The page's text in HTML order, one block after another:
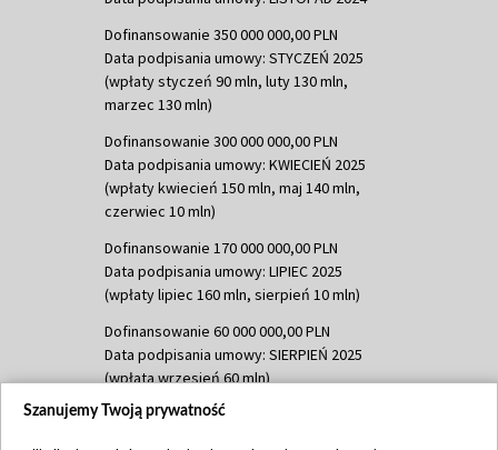
Dofinansowanie 350 000 000,00 PLN
Data podpisania umowy: STYCZEŃ 2025
(wpłaty styczeń 90 mln, luty 130 mln,
marzec 130 mln)
Dofinansowanie 300 000 000,00 PLN
Data podpisania umowy: KWIECIEŃ 2025
(wpłaty kwiecień 150 mln, maj 140 mln,
czerwiec 10 mln)
Dofinansowanie 170 000 000,00 PLN
Data podpisania umowy: LIPIEC 2025
(wpłaty lipiec 160 mln, sierpień 10 mln)
Dofinansowanie 60 000 000,00 PLN
Data podpisania umowy: SIERPIEŃ 2025
(wpłata wrzesień 60 mln)
Dofinansowanie 635 783 051,21 PLN
Szanujemy Twoją prywatność